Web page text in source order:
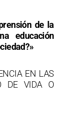
de la
educación
EN LAS
DE VIDA O